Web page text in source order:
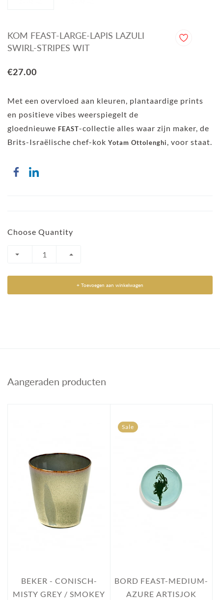
KOM FEAST-LARGE-LAPIS LAZULI
SWIRL-STRIPES WIT
€27.00
Met een overvloed aan kleuren, plantaardige prints
en positieve vibes weerspiegelt de
gloednieuwe FEAST-collectie alles waar zijn maker, de
Brits-Israëlische chef-kok Yotam Ottolenghi, voor staat.
Choose Quantity
+ Toevoegen aan winkelwagen
Aangeraden producten
BEKER - CONISCH-
MISTY GREY / SMOKEY
Sale
BORD FEAST-MEDIUM-
AZURE ARTISJOK